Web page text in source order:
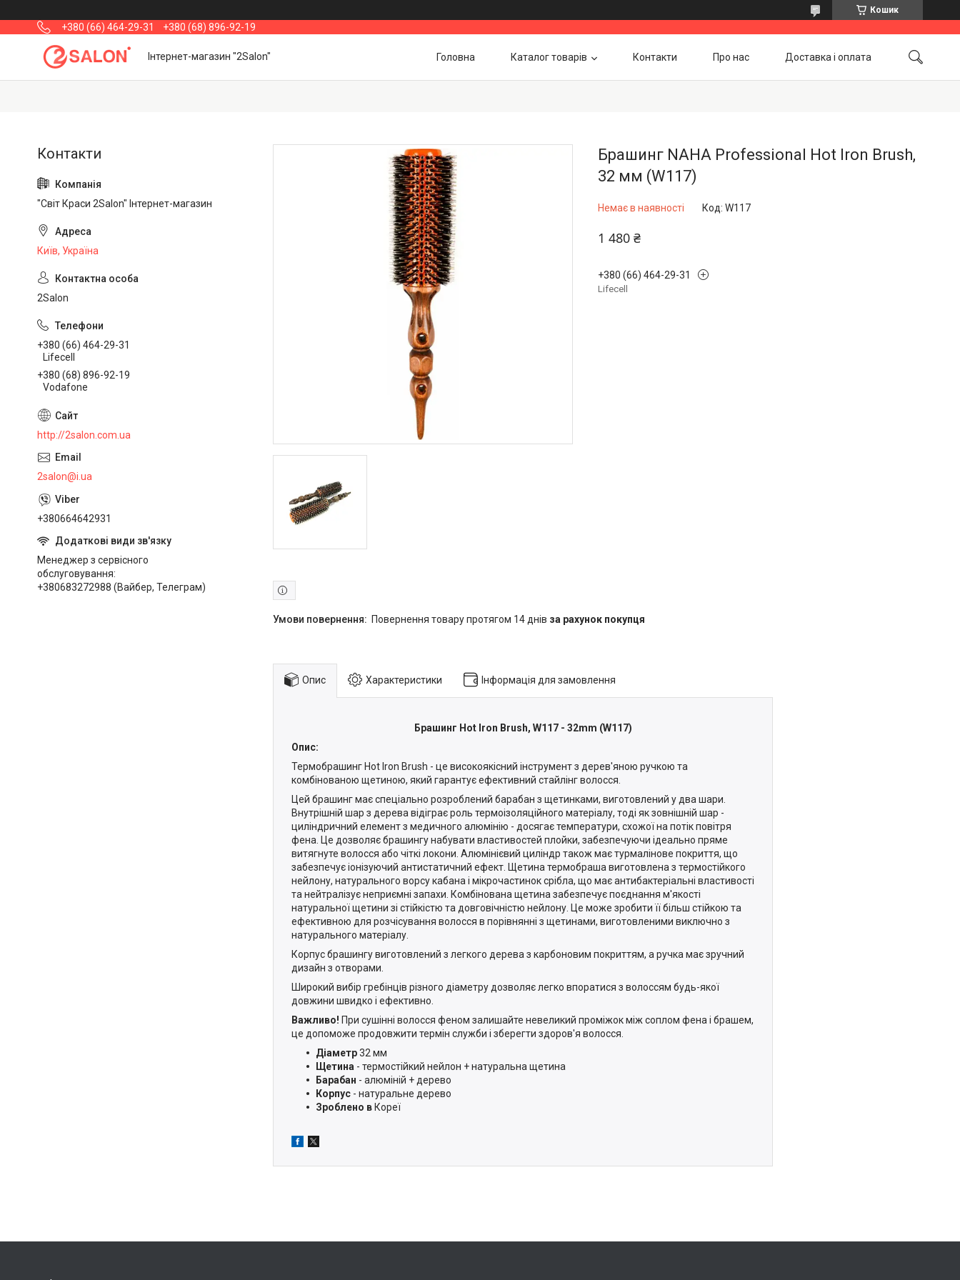
Кошик
+380 (66) 464-29-31 +380 (68) 896-92-19
Інтернет-магазин "2Salon" Головна Каталог товарів Контакти Про нас Доставка і оплата
Брашинг NAHA Professional Hot Iron Brush,
32 мм (W117)
Немає в наявності Код: W117
1 480 ₴
+380 (66) 464-29-31
Lifecell
повернення товару протягом 14 днів за рахунок покупця
Опис Характеристики Інформація для замовлення
Брашинг Hot Iron Brush, W117 - 32mm (W117)
Опис:
Термобрашинг Hot Iron Brush - це високоякісний інструмент з дерев'яною ручкою та
комбінованою щетиною, який гарантує ефективний стайлінг волосся.
Цей брашинг має спеціально розроблений барабан з щетинками, виготовлений у два шари.
Внутрішній шар з дерева відіграє роль термоізоляційного матеріалу, тоді як зовнішній шар -
циліндричний елемент з медичного алюмінію - досягає температури, схожої на потік повітря
фена. Це дозволяє брашингу набувати властивостей плойки, забезпечуючи ідеально пряме
витягнуте волосся або чіткі локони. Алюмінієвий циліндр також має турмалінове покриття, що
забезпечує іонізуючий антистатичний ефект. Щетина термобраша виготовлена з термостійкого
нейлону, натурального ворсу кабана і мікрочастинок срібла, що має антибактеріальні властивості
та нейтралізує неприємні запахи. Комбінована щетина забезпечує поєднання м'якості
натуральної щетини зі стійкістю та довговічністю нейлону. Це може зробити її більш стійкою та
ефективною для розчісування волосся в порівнянні з щетинами, виготовленими виключно з
натурального матеріалу.
Корпус брашингу виготовлений з легкого дерева з карбоновим покриттям, а ручка має зручний
дизайн з отворами.
Широкий вибір гребінців різного діаметру дозволяє легко впоратися з волоссям будь-якої
довжини швидко і ефективно.
Важливо! При сушінні волосся феном залишайте невеликий проміжок між соплом фена і брашем,
це допоможе продовжити термін служби і зберегти здоров'я волосся.
Діаметр32 мм
Щетина - термостійкий нейлон + натуральна щетина
Барабан - алюміній + дерево
Корпус - натуральне дерево
Зроблено вКореї
"Світ Краси 2Salon" Інтернет-магазин
Київ, Україна
2Salon
+380 (66) 464-29-31
Lifecell
+380 (68) 896-92-19
Vodafone
http://2salon.com.ua
2salon@i.ua
+380664642931
Менеджер з сервісного
обслуговування
+380683272988 (Вайбер, Телеграм)